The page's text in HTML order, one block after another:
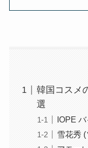
韓国コスメ
選
IOPE
雪花秀